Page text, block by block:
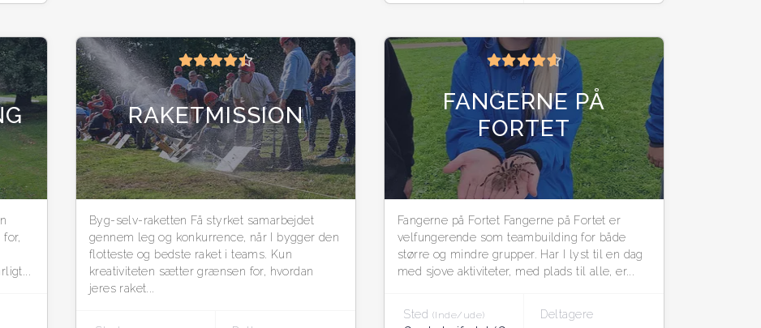
RAKETMISSION
Byg-selv-raketten Få styrket samarbejdet
gennem leg og konkurrence, når I bygger den
flotteste og bedste raket i teams. Kun
kreativiteten sætter grænsen for, hvordan
jeres raket...
FANGERNE PÅ
FORTET
Fangerne på Fortet Fangerne på Fortet er
velfungerende som teambuilding for både
større og mindre grupper. Har I lyst til en dag
med sjove aktiviteter, med plads til alle, er...
Sted (Inde/ude)
Deltagere